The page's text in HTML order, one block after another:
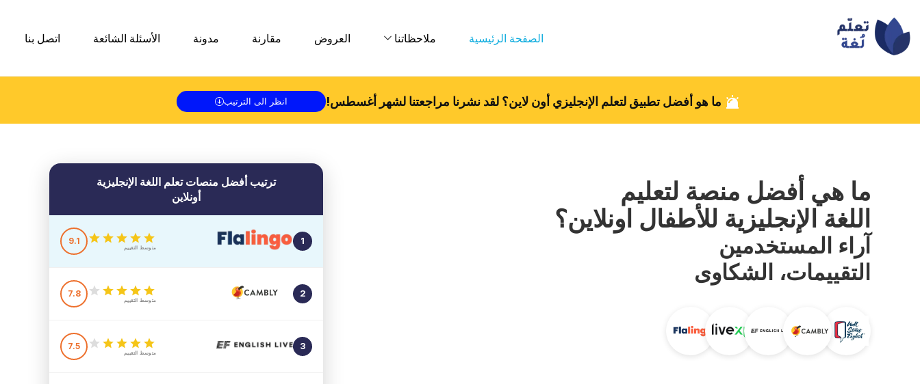
الصفحة الرئيسية ملاحظاتنا العروض مقارنة مدونة الأسئلة الشائعة اتصل بنا
ما هو أفضل تطبيق لتعلم الإنجليزي أون لاين؟ لقد نشرنا مراجعتنا لشهر أغسطس! انظر الى الترتيب
ما هي أفضل منصة لتعليم
اللغة الإنجليزية للأطفال اونلاين؟
آراء المستخدمين
التقييمات، الشكاوى
ترتيب أفضل منصات تعلم اللغة الإنجليزية
أونلاين
1
متوسط التقييم
9.1
2
متوسط التقييم
7.8
3
متوسط التقييم
7.5